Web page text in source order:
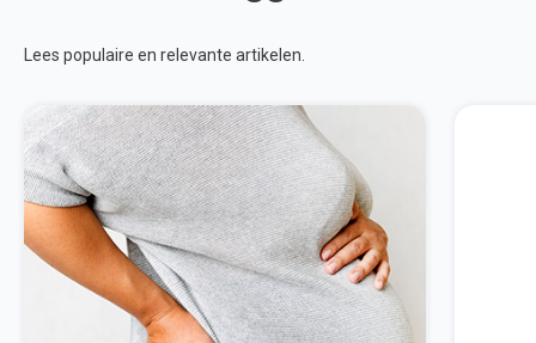
Lees populaire en relevante artikelen.